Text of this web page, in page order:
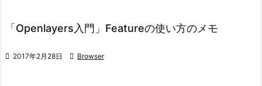
「Openlayers入門」Featureの使い方のメモ
 2017年2月28日  Browser